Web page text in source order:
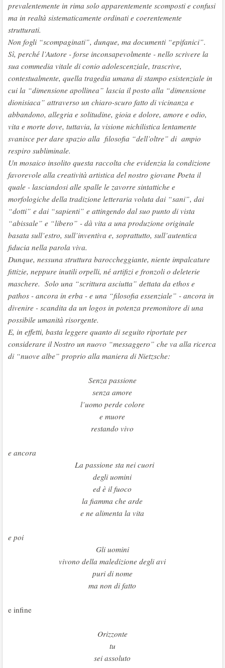
prevalentemente in rima solo apparentemente scomposti e confusi
ma in realtà sistematicamente ordinati e coerentemente
strutturati.
Non fogli “scompaginati”, dunque, ma documenti “epifanici”.
Sì, perché l’Autore - forse inconsapevolmente - nello scrivere la
sua commedia vitale di conio adolescenziale, trascrive,
contestualmente, quella tragedia umana di stampo esistenziale in
cui la “dimensione apollinea” lascia il posto alla “dimensione
dionisiaca” attraverso un chiaro-scuro fatto di vicinanza e
abbandono, allegria e solitudine, gioia e dolore, amore e odio,
vita e morte dove, tuttavia, la visione nichilistica lentamente
svanisce per dare spazio alla filosofia “dell’oltre” di ampio
respiro subliminale.
Un mosaico insolito questa raccolta che evidenzia la condizione
favorevole alla creatività artistica del nostro giovane Poeta il
quale - lasciandosi alle spalle le zavorre sintattiche e
morfologiche della tradizione letteraria voluta dai “sani”, dai
“dotti” e dai “sapienti” e attingendo dal suo punto di vista
“abissale” e “libero” - dà vita a una produzione originale
basata sull’estro, sull’inventiva e, soprattutto, sull’autentica
fiducia nella parola viva.
Dunque, nessuna struttura baroccheggiante, niente impalcature
fittizie, neppure inutili orpelli, né artifizi e fronzoli o deleterie
maschere. Solo una “scrittura asciutta” dettata da ethos e
pathos - ancora in erba - e una “filosofia essenziale” - ancora in
divenire - scandita da un logos in potenza premonitore di una
possibile umanità risorgente.
E, in effetti, basta leggere quanto di seguito riportate per
considerare il Nostro un nuovo “messaggero” che va alla ricerca
di “nuove albe” proprio alla maniera di Nietzsche:
Senza passione
senza amore
l’uomo perde colore
e muore
restando vivo
e ancora
La passione sta nei cuori
degli uomini
ed è il fuoco
la fiamma che arde
e ne alimenta la vita
e poi
Gli uomini
vivono della maledizione degli avi
puri di nome
ma non di fatto
e infine
Orizzonte
tu
sei assoluto